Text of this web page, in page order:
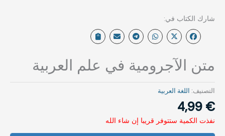
متن الآجرومية في علم العربية
التصنيف: اللغة العربية
4,99 €
نفذت الكمية ستتوفر قريبا إن شاء الله